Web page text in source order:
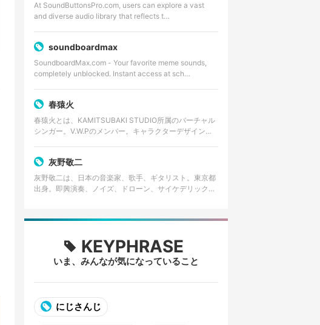
At SoundButtonsPro.com, users can explore a vast
and diverse audio library that reflects t…
soundboardmax
SoundboardMax.com - Your favorite meme sounds,
completely unblocked. Instant access at sch…
春猿火
春猿火とは、KAMITSUBAKI STUDIO所属のバーチャル
シンガー。V.W.Pのメンバー。キャラクターデザインは
灰野敬二
灰野敬二は、日本の音楽家、歌手、ギタリスト。東京都
出身。即興演奏、ノイズ、ドローン、サイケデリック、
KEYPHRASE
いま、みんなが気になっていること
にじさんじ